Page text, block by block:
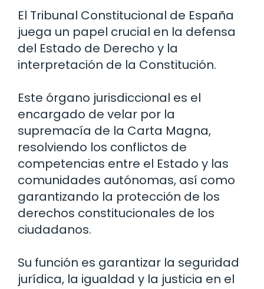
El Tribunal Constitucional de España
juega un papel crucial en la defensa
del Estado de Derecho y la
interpretación de la Constitución.
Este órgano jurisdiccional es el
encargado de velar por la
supremacía de la Carta Magna,
resolviendo los conflictos de
competencias entre el Estado y las
comunidades autónomas, así como
garantizando la protección de los
derechos constitucionales de los
ciudadanos.
Su función es garantizar la seguridad
jurídica, la igualdad y la justicia en el